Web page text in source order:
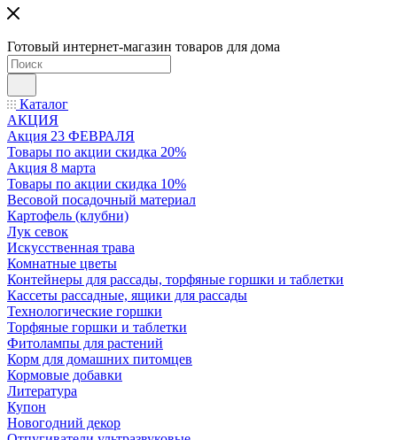
Готовый интернет-магазин товаров для дома
Каталог
АКЦИЯ
Акция 23 ФЕВРАЛЯ
Товары по акции скидка 20%
Акция 8 марта
Товары по акции скидка 10%
Весовой посадочный материал
Картофель (клубни)
Лук севок
Искусственная трава
Комнатные цветы
Контейнеры для рассады, торфяные горшки и таблетки
Кассеты рассадные, ящики для рассады
Технологические горшки
Торфяные горшки и таблетки
Фитолампы для растений
Корм для домашних питомцев
Кормовые добавки
Литература
Купон
Новогодний декор